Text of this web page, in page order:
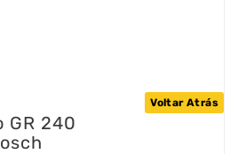
Voltar Atrás
GR 240